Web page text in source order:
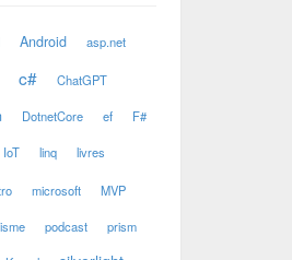
Android asp.net
c# ChatGPT
DotnetCore ef F#
IoT linq livres
microsoft MVP
podcast prism